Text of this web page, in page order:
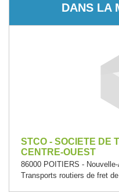
DANS LA
STCO - SOCIETE DE
CENTRE-OUEST
86000 POITIERS -
Transports routiers de fret